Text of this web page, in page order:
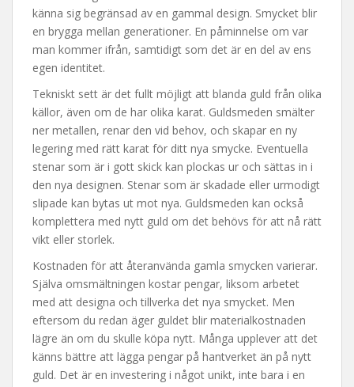
känna sig begränsad av en gammal design. Smycket blir
en brygga mellan generationer. En påminnelse om var
man kommer ifrån, samtidigt som det är en del av ens
egen identitet.
Tekniskt sett är det fullt möjligt att blanda guld från olika
källor, även om de har olika karat. Guldsmeden smälter
ner metallen, renar den vid behov, och skapar en ny
legering med rätt karat för ditt nya smycke. Eventuella
stenar som är i gott skick kan plockas ur och sättas in i
den nya designen. Stenar som är skadade eller urmodigt
slipade kan bytas ut mot nya. Guldsmeden kan också
komplettera med nytt guld om det behövs för att nå rätt
vikt eller storlek.
Kostnaden för att återanvända gamla smycken varierar.
Själva omsmältningen kostar pengar, liksom arbetet
med att designa och tillverka det nya smycket. Men
eftersom du redan äger guldet blir materialkostnaden
lägre än om du skulle köpa nytt. Många upplever att det
känns bättre att lägga pengar på hantverket än på nytt
guld. Det är en investering i något unikt, inte bara i en